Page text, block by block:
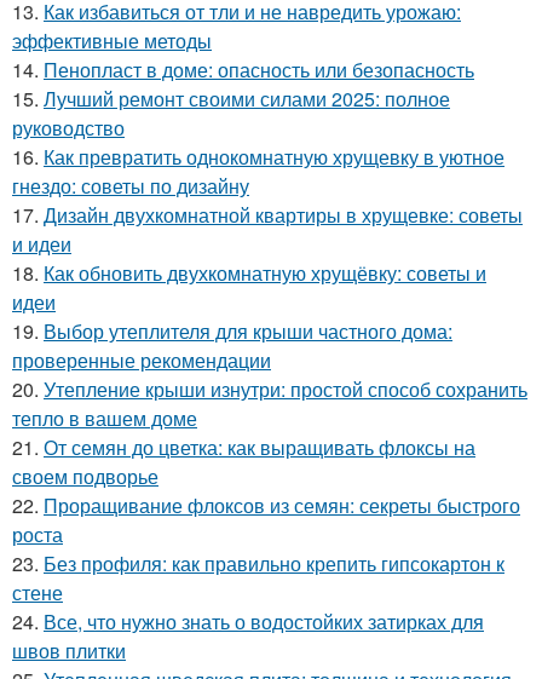
13. Как избавиться от тли и не навредить урожаю:
эффективные методы
14. Пенопласт в доме: опасность или безопасность
15. Лучший ремонт своими силами 2025: полное
руководство
16. Как превратить однокомнатную хрущевку в уютное
гнездо: советы по дизайну
17. Дизайн двухкомнатной квартиры в хрущевке: советы
и идеи
18. Как обновить двухкомнатную хрущёвку: советы и
идеи
19. Выбор утеплителя для крыши частного дома:
проверенные рекомендации
20. Утепление крыши изнутри: простой способ сохранить
тепло в вашем доме
21. От семян до цветка: как выращивать флоксы на
своем подворье
22. Проращивание флоксов из семян: секреты быстрого
роста
23. Без профиля: как правильно крепить гипсокартон к
стене
24. Все, что нужно знать о водостойких затирках для
швов плитки